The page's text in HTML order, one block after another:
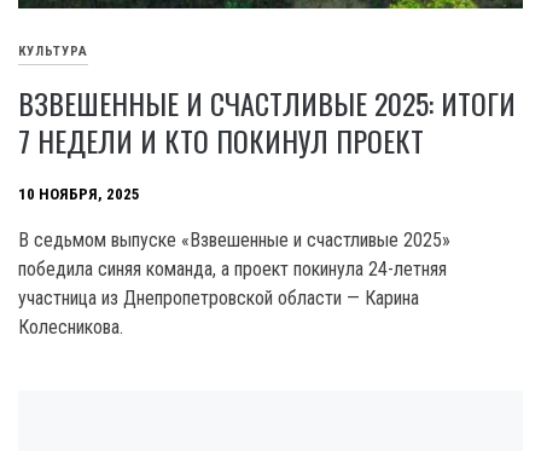
КУЛЬТУРА
ВЗВЕШЕННЫЕ И СЧАСТЛИВЫЕ 2025: ИТОГИ
7 НЕДЕЛИ И КТО ПОКИНУЛ ПРОЕКТ
10 НОЯБРЯ, 2025
В седьмом выпуске «Взвешенные и счастливые 2025»
победила синяя команда, а проект покинула 24-летняя
участница из Днепропетровской области — Карина
Колесникова.